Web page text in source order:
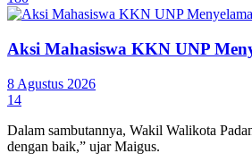
Aksi Mahasiswa KKN UNP
8 Agustus 2026
14
Dalam sambutannya, Wakil Walikota
dengan baik,” ujar Maigus.